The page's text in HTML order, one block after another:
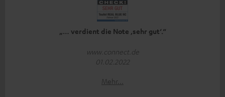
„… verdient die Note ‚sehr gut‘.“
www.connect.de
01.02.2022
Mehr...